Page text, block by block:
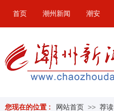
首页 潮州新闻 潮安
您现在的位置 : 网站首页 >> 荐读